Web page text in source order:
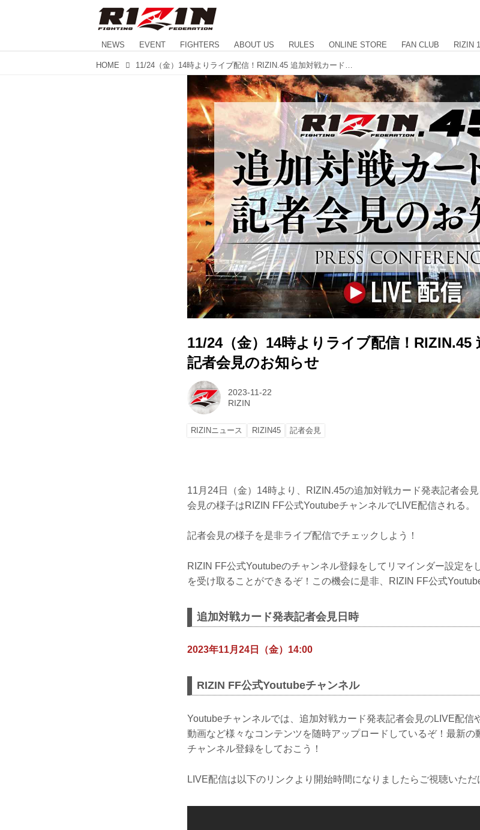
NEWS EVENT FIGHTERS ABOUT US RULES ONLINE STORE FAN CLUB RIZIN
HOME
11/24（金）14時よりライブ配信！RIZIN.45
記者会見のお知らせ
2023-11-22
RIZIN
RIZINニュース RIZIN45 記者会見
11月24日（金）14時より、RIZIN.45の追加対戦カード発表記者会
会見の様子はRIZIN FF公式YoutubeチャンネルでLIVE配信される。
記者会見の様子を是非ライブ配信でチェックしよう！
RIZIN FF公式Youtubeのチャンネル登録をしてリマインダー設定を
を受け取ることができるぞ！この機会に是非、RIZIN FF公式
追加対戦カード発表記者会見日時
2023年11月24日（金）14:00
RIZIN FF公式Youtubeチャンネル
Youtubeチャンネルでは、追加対戦カード発表記者会見のLIVE配信
動画など様々なコンテンツを随時アップロードしているぞ！最新
チャンネル登録をしておこう！
LIVE配信は以下のリンクより開始時間になりましたらご視聴いただ